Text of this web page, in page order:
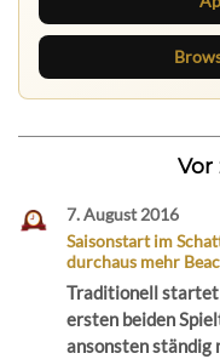
Vor
7. August 2016
Saisonstart im
durchaus mehr
Traditionell startet
ersten beiden
ansonsten ständig